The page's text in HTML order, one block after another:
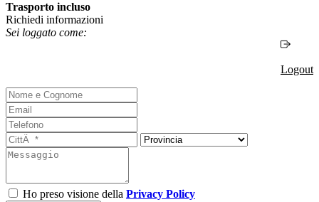
Trasporto incluso
Richiedi informazioni
Sei loggato come:
Logout
Ho preso visione della Privacy Policy